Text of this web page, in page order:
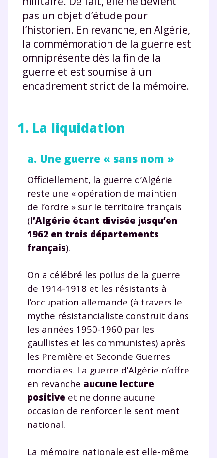
pas un objet d’étude pour
l’historien. En revanche, en Algérie,
la commémoration de la guerre est
omniprésente dès la fin de la
guerre et est soumise à un
encadrement strict de la mémoire.
1. La liquidation
a. Une guerre « sans nom »
Officiellement, la guerre d’Algérie
reste une « opération de maintien
de l’ordre » sur le territoire français
(l’Algérie étant divisée jusqu’en
1962 en trois départements
français).
On a célébré les poilus de la guerre
de 1914-1918 et les résistants à
l’occupation allemande (à travers le
mythe résistancialiste construit dans
les années 1950-1960 par les
gaullistes et les communistes) après
les Première et Seconde Guerres
mondiales. La guerre d’Algérie n’offre
en revanche aucune lecture
positive et ne donne aucune
occasion de renforcer le sentiment
national.
La mémoire nationale est elle-même